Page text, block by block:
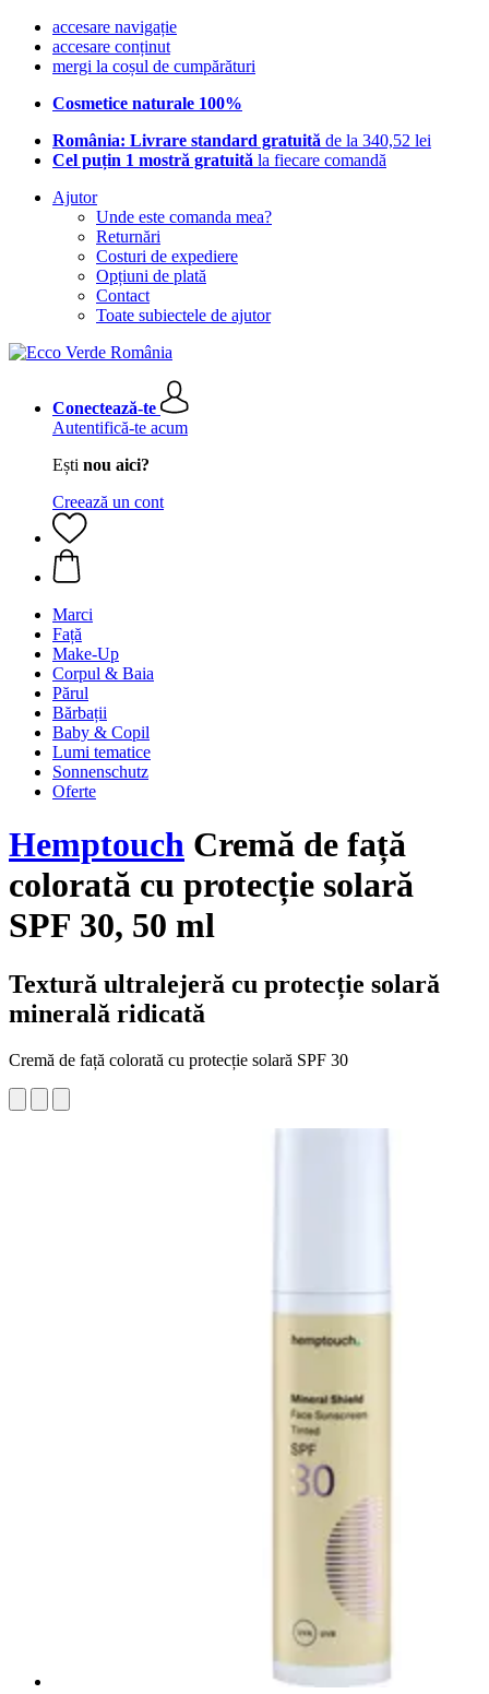
accesare navigație
accesare conținut
mergi la coșul de cumpărături
Cosmetice naturale 100%
România: Livrare standard gratuită de la 340,52 lei
Cel puțin 1 mostră gratuită la fiecare comandă
Ajutor
Unde este comanda mea?
Returnări
Costuri de expediere
Opțiuni de plată
Contact
Toate subiectele de ajutor
Conectează-te
Autentifică-te acum
Ești nou aici?
Creează un cont
Marci
Față
Make-Up
Corpul & Baia
Părul
Bărbații
Baby & Copil
Lumi tematice
Sonnenschutz
Oferte
Hemptouch Cremă de față
colorată cu protecție solară
SPF 30, 50 ml
Textură ultralejeră cu protecție solară
minerală ridicată
Cremă de față colorată cu protecție solară SPF 30